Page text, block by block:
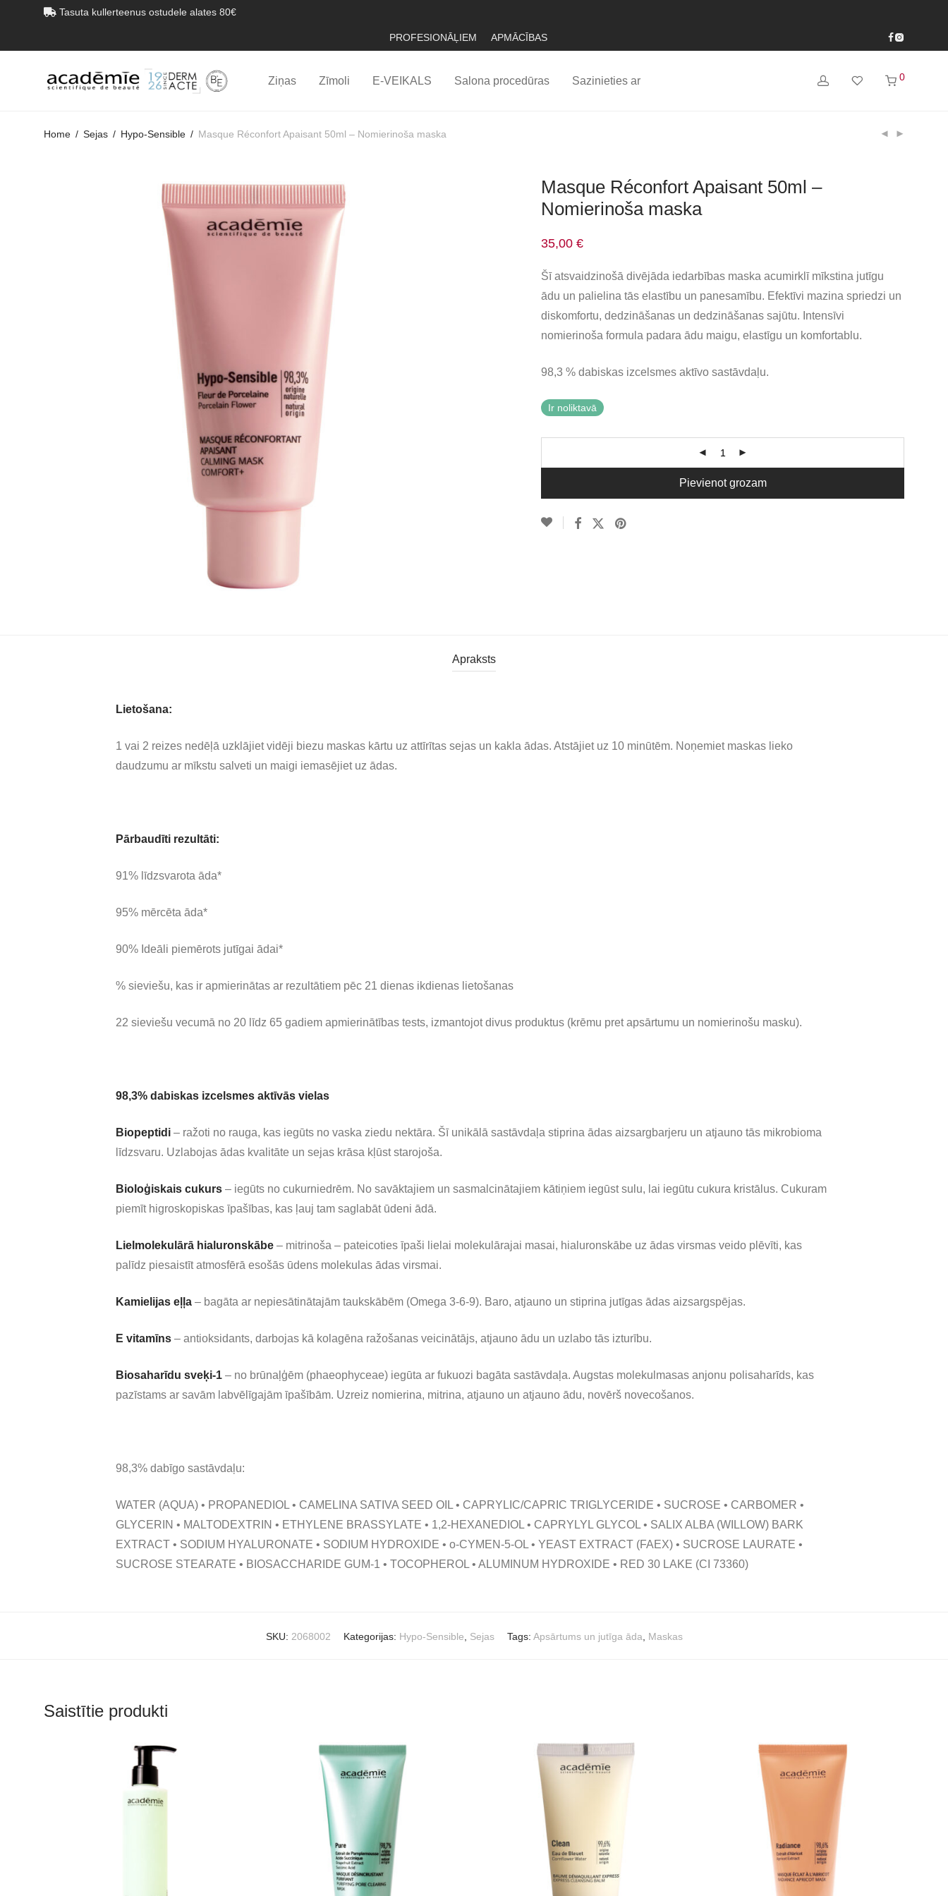
Tasuta kullerteenus ostudele alates 80€
PROFESIONĀĻIEM APMĀCĪBAS
Ziņas Zīmoli E-VEIKALS Salona procedūras Sazinieties ar 0
Home / Sejas / Hypo-Sensible / Masque Réconfort Apaisant 50ml – Nomierinoša maska
Masque Réconfort Apaisant 50ml –
Nomierinoša maska
35,00 €
Šī atsvaidzinošā divējāda iedarbības maska acumirklī mīkstina jutīgu
ādu un palielina tās elastību un panesamību. Efektīvi mazina spriedzi un
diskomfortu, dedzināšanas un dedzināšanas sajūtu. Intensīvi
nomierinoša formula padara ādu maigu, elastīgu un komfortablu.
98,3 % dabiskas izcelsmes aktīvo sastāvdaļu.
Ir noliktavā
Pievienot grozam
Apraksts
Lietošana:
1 vai 2 reizes nedēļā uzklājiet vidēji biezu maskas kārtu uz attīrītas sejas un kakla ādas. Atstājiet uz 10 minūtēm. Noņemiet maskas lieko
daudzumu ar mīkstu salveti un maigi iemasējiet uz ādas.
Pārbaudīti rezultāti:
91% līdzsvarota āda*
95% mērcēta āda*
90% Ideāli piemērots jutīgai ādai*
% sieviešu, kas ir apmierinātas ar rezultātiem pēc 21 dienas ikdienas lietošanas
22 sieviešu vecumā no 20 līdz 65 gadiem apmierinātības tests, izmantojot divus produktus (krēmu pret apsārtumu un nomierinošu masku).
98,3% dabiskas izcelsmes aktīvās vielas
Biopeptidi – ražoti no rauga, kas iegūts no vaska ziedu nektāra. Šī unikālā sastāvdaļa stiprina ādas aizsargbarjeru un atjauno tās mikrobioma
līdzsvaru. Uzlabojas ādas kvalitāte un sejas krāsa kļūst starojoša.
Bioloģiskais cukurs – iegūts no cukurniedrēm. No savāktajiem un sasmalcinātajiem kātiņiem iegūst sulu, lai iegūtu cukura kristālus. Cukuram
piemīt higroskopiskas īpašības, kas ļauj tam saglabāt ūdeni ādā.
Lielmolekulārā hialuronskābe – mitrinoša – pateicoties īpaši lielai molekulārajai masai, hialuronskābe uz ādas virsmas veido plēvīti, kas
palīdz piesaistīt atmosfērā esošās ūdens molekulas ādas virsmai.
Kamielijas eļļa – bagāta ar nepiesātinātajām taukskābēm (Omega 3-6-9). Baro, atjauno un stiprina jutīgas ādas aizsargspējas.
E vitamīns – antioksidants, darbojas kā kolagēna ražošanas veicinātājs, atjauno ādu un uzlabo tās izturību.
Biosaharīdu sveķi-1 – no brūnaļģēm (phaeophyceae) iegūta ar fukuozi bagāta sastāvdaļa. Augstas molekulmasas anjonu polisaharīds, kas
pazīstams ar savām labvēlīgajām īpašībām. Uzreiz nomierina, mitrina, atjauno un atjauno ādu, novērš novecošanos.
98,3% dabīgo sastāvdaļu:
WATER (AQUA) • PROPANEDIOL • CAMELINA SATIVA SEED OIL • CAPRYLIC/CAPRIC TRIGLYCERIDE • SUCROSE • CARBOMER •
GLYCERIN • MALTODEXTRIN • ETHYLENE BRASSYLATE • 1,2-HEXANEDIOL • CAPRYLYL GLYCOL • SALIX ALBA (WILLOW) BARK
EXTRACT • SODIUM HYALURONATE • SODIUM HYDROXIDE • o-CYMEN-5-OL • YEAST EXTRACT (FAEX) • SUCROSE LAURATE •
SUCROSE STEARATE • BIOSACCHARIDE GUM-1 • TOCOPHEROL • ALUMINUM HYDROXIDE • RED 30 LAKE (CI 73360)
SKU: 2068002 Kategorijas: Hypo-Sensible Sejas Tags: Apsārtums un jutīga āda Maskas
Saistītie produkti